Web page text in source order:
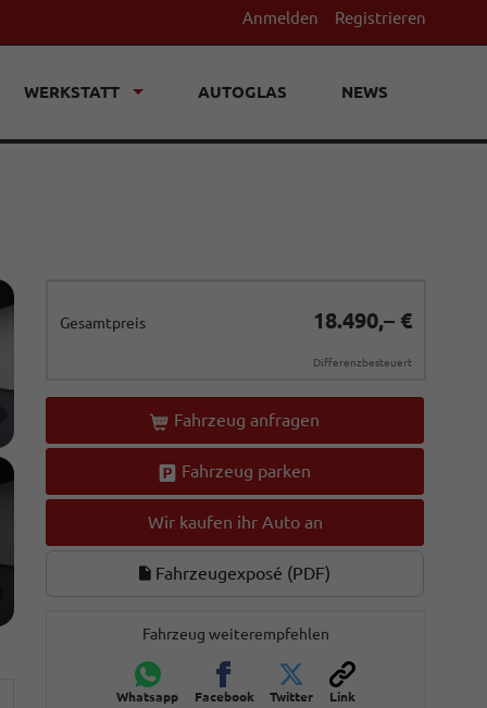
Anmelden Registrieren
WERKSTATT AUTOGLAS NEWS
Gesamtpreis 18.490,– €
Differenzbesteuert
Fahrzeug anfragen
Fahrzeug parken
Wir kaufen ihr Auto an
Fahrzeugexposé (PDF)
Fahrzeug weiterempfehlen
Whatsapp Facebook Twitter Link